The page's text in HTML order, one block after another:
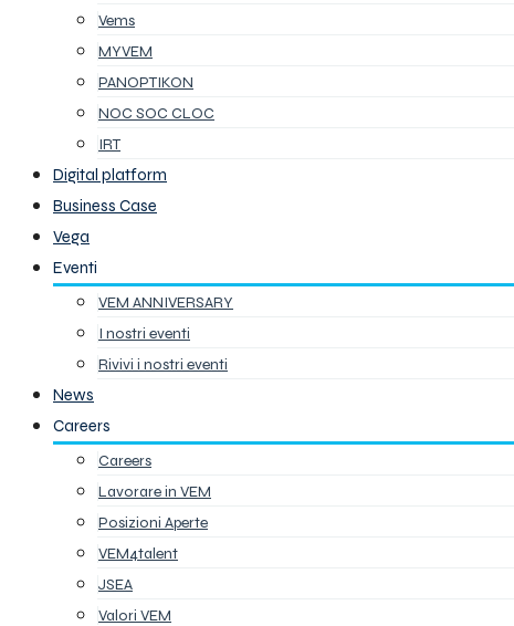
Vems
MYVEM
PANOPTIKON
NOC SOC CLOC
IRT
Digital platform
Business Case
Vega
Eventi
VEM ANNIVERSARY
I nostri eventi
Rivivi i nostri eventi
News
Careers
Careers
Lavorare in VEM
Posizioni Aperte
VEM4talent
JSEA
Valori VEM